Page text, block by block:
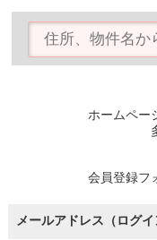
ホームペー
会員登録フ
メールアドレス（ログイ